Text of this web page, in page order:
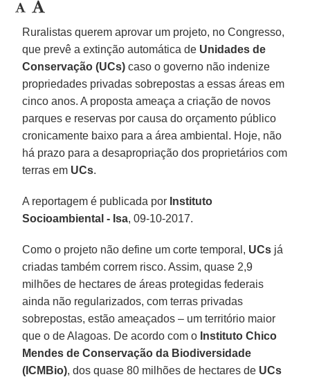
Ruralistas querem aprovar um projeto, no Congresso,
que prevê a extinção automática de Unidades de
Conservação (UCs) caso o governo não indenize
propriedades privadas sobrepostas a essas áreas em
cinco anos. A proposta ameaça a criação de novos
parques e reservas por causa do orçamento público
cronicamente baixo para a área ambiental. Hoje, não
há prazo para a desapropriação dos proprietários com
terras em UCs.
A reportagem é publicada por Instituto
Socioambiental - Isa, 09-10-2017.
Como o projeto não define um corte temporal, UCs já
criadas também correm risco. Assim, quase 2,9
milhões de hectares de áreas protegidas federais
ainda não regularizados, com terras privadas
sobrepostas, estão ameaçados – um território maior
que o de Alagoas. De acordo com o Instituto Chico
Mendes de Conservação da Biodiversidade
(ICMBio), dos quase 80 milhões de hectares de UCs